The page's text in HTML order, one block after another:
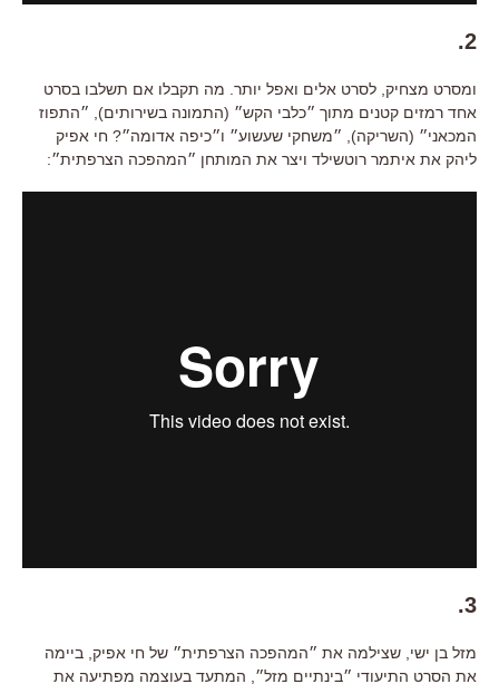
2.
ומסרט מצחיק, לסרט אלים ואפל יותר. מה תקבלו אם תשלבו בסרט
אחד רמזים קטנים מתוך ״כלבי הקש״ (התמונה בשירותים), ״התפוז
המכאני״ (השריקה), ״משחקי שעשוע״ ו״כיפה אדומה״? חי אפיק
ליהק את איתמר רוטשילד ויצר את המותחן ״המהפכה הצרפתית״:
3.
מזל בן ישי, שצילמה את ״המהפכה הצרפתית״ של חי אפיק, ביימה
את הסרט התיעודי ״בינתיים מזל״, המתעד בעוצמה מפתיעה את